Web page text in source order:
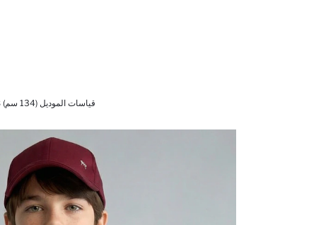
قياسات الموديل (134 سم) 9/8 سنوات Beden - 1,30cm - 30/40/30